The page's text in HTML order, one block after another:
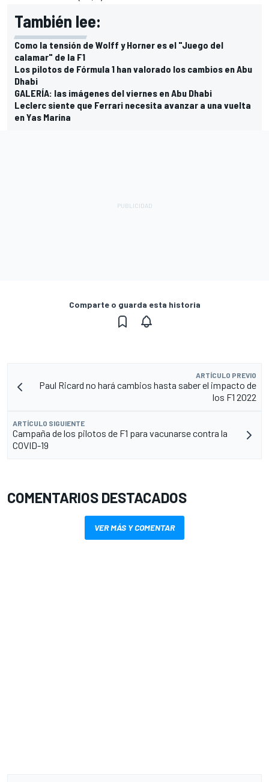
También lee:
Como la tensión de Wolff y Horner es el "Juego del
calamar" de la F1
Los pilotos de Fórmula 1 han valorado los cambios en Abu
Dhabi
GALERÍA: las imágenes del viernes en Abu Dhabi
Leclerc siente que Ferrari necesita avanzar a una vuelta
en Yas Marina
Comparte o guarda esta historia
ARTÍCULO PREVIO
Paul Ricard no hará cambios hasta saber el impacto de
los F1 2022
ARTÍCULO SIGUIENTE
Campaña de los pilotos de F1 para vacunarse contra la
COVID-19
COMENTARIOS DESTACADOS
VER MÁS Y COMENTAR